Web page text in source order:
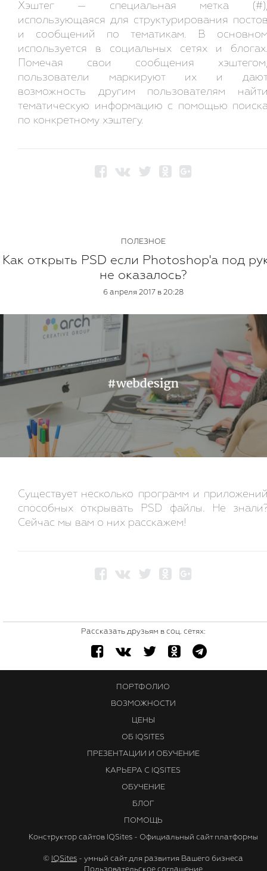
Хэштег — специальная метка
использующаяся для структурирования
и сообщений по тематикам. В
используется в социальных сетях и
Помечая свои сообщения
пользователи маркируют их и
возможность другим пользователям
тематическую информацию с помощью
по конкретному хэштегу.
ПОЛЕЗНОЕ
Как открыть PSD если Photoshop'а под
не оказалось?
6 апреля 2017 в 20:28
Существует несколько программ и
способных открывать PSD файлы. Не
Сейчас мы вам о них расскажем!
Рассказать друзьям в соц. сетях:
ПОРТФОЛИО
ВОЗМОЖНОСТИ
ЦЕНЫ
ОБ IQSITES
ПРЕЗЕНТАЦИИ И ОБУЧЕНИЕ
КАРЬЕРА С IQSITES
ОБУЧЕНИЕ
БЛОГ
ПОМОЩЬ
Конструктор сайтов IQSites - Официальный сайт платформы
© IQSites - умный сайт для развития Вашего бизнеса
Пользовательское соглашение